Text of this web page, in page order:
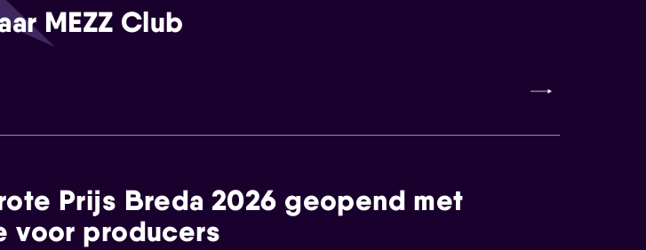
MEZZ Club
Prijs Breda 2026 geopend met
voor producers